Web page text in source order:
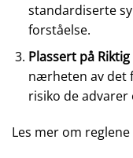
standardiserte
forståelse.
Plassert på Riktig
nærheten av det
risiko de advarer
Les mer om reglene